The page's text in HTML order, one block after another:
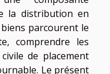
la distribution en
parcourent le
comprendre les
de placement
Le présent